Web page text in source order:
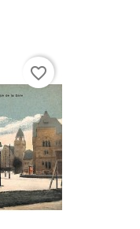
favorite_border